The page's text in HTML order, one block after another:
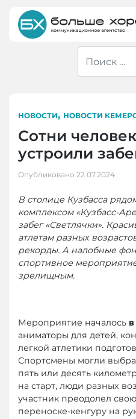
content
НОВОСТИ, НОВОСТИ
Сотни
устроили
Опубликовано 22.07.2024
В столице Кузбасса
комплексом «Кузбасс-
забег «Светлячки».
атлетам разных
рекорды. А налобные
спортивное
зрелищным.
Мероприятие началось
аниматоры для детей,
легкой атлетики
Спортсмены могли
пять или десять
на старт, люди разных
участник преодолел
переноске-кенгуру на